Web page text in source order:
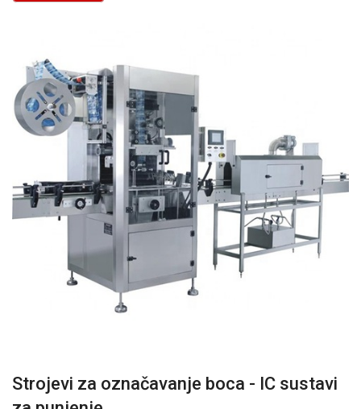
Strojevi za označavanje boca - IC sustavi